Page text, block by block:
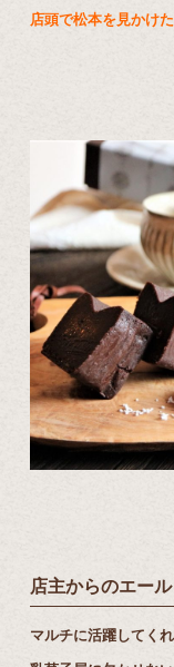
店頭で松本を見かけ
店主からのエール
マルチに活躍してく